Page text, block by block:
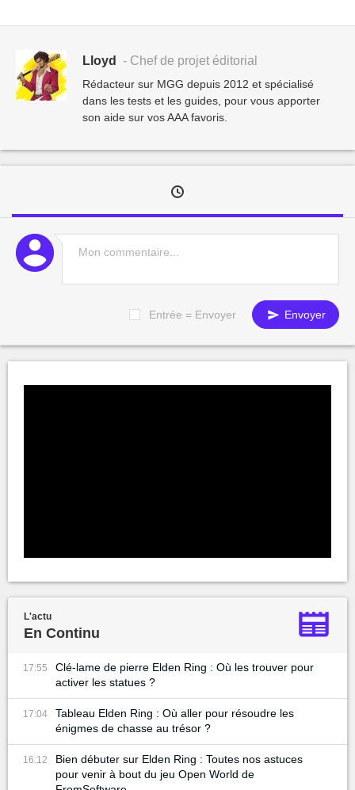
Lloyd - Chef de projet éditorial
Rédacteur sur MGG depuis 2012 et spécialisé
dans les tests et les guides, pour vous apporter
son aide sur vos AAA favoris.
Entrée = Envoyer Envoyer
L'actu
En Continu
17:55
Clé-lame de pierre Elden Ring : Où les trouver pour
activer les statues ?
17:04
Tableau Elden Ring : Où aller pour résoudre les
énigmes de chasse au trésor ?
16:12
Bien débuter sur Elden Ring : Toutes nos astuces
pour venir à bout du jeu Open World de